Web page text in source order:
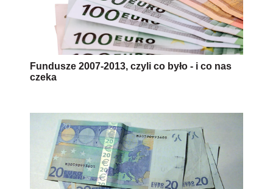
Fundusze 2007-2013, czyli co było - i co nas
czeka